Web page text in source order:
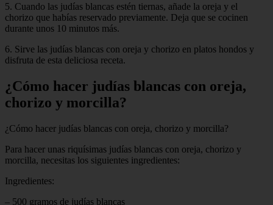
5. Cuando las judías blancas estén tiernas, añade la oreja y el
chorizo que habías reservado previamente. Deja que se cocinen
durante unos 10 minutos más.
6. Sirve las judías blancas con oreja y chorizo en platos hondos y
disfruta de esta deliciosa receta.
¿Cómo hacer judías blancas con oreja,
chorizo y morcilla?
¿Cómo hacer judías blancas con oreja, chorizo y morcilla?
Para hacer unas riquísimas judías blancas con oreja, chorizo y
morcilla, necesitas los siguientes ingredientes:
Ingredientes:
– 500 gramos de judías blancas